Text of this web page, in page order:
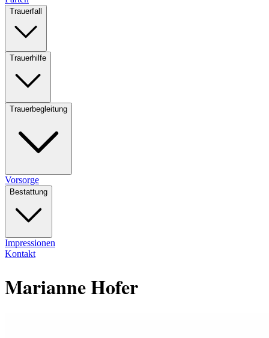
Trauerfall
Trauerhilfe
Trauerbegleitung
Vorsorge
Bestattung
Impressionen
Kontakt
Marianne Hofer